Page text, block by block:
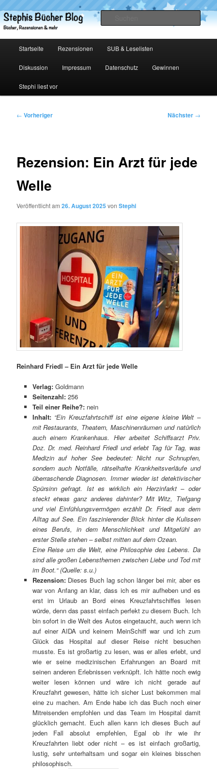
primären
Inhalt
Stephis Bücher Blog
Startseite Rezensionen SUB & Leselisten
Diskussion Impressum Datenschutz Gewinnen
Stephi liest vor
Beitragsnavigation
← Vorheriger Nächster →
Rezension: Ein Arzt für jede
Welle
Veröffentlicht am26. August 2025 vonStephi
Reinhard Friedl – Ein Arzt für jede Welle
Verlag:Goldmann
Seitenzahl: 256
Teil einer Reihe?: nein
Inhalt: “Ein Kreuzfahrtschiff ist eine eigene kleine Welt –
mit Restaurants, Theatern, Maschinenräumen und natürlich
auch einem Krankenhaus. Hier arbeitet Schiffsarzt Priv.
Doz. Dr. med. Reinhard Friedl und erlebt Tag für Tag, was
Medizin auf hoher See bedeutet: Nicht nur Schnupfen,
sondern auch Notfälle, rätselhafte Krankheitsverläufe und
überraschende Diagnosen. Immer wieder ist detektivischer
Spürsinn gefragt. Ist es wirklich ein Herzinfarkt – oder
steckt etwas ganz anderes dahinter? Mit Witz, Tiefgang
und viel Einfühlungsvermögen erzählt Dr. Friedl aus dem
Alltag auf See. Ein faszinierender Blick hinter die Kulissen
eines Berufs, in dem Menschlichkeit und Mitgefühl an
erster Stelle stehen – selbst mitten auf dem Ozean.
Eine Reise um die Welt, eine Philosophie des Lebens. Da
sind alle großen Lebensthemen zwischen Liebe und Tod mit
im Boot.“ (Quelle: s.u.)
Rezension: Dieses Buch lag schon länger bei mir, aber es
war von Anfang an klar, dass ich es mir aufheben und es
erst im Urlaub an Bord eines Kreuzfahrtschiffes lesen
würde, denn das passt einfach perfekt zu diesem Buch. Ich
bin sofort in die Welt des Autos eingetaucht, auch wenn ich
auf einer AIDA und keinem MeinSchiff war und ich zum
Glück das Hospital auf dieser Reise nicht besuchen
musste. Es ist großartig zu lesen, was er alles erlebt, und
wie er seine medizinischen Erfahrungen an Board mit
seinen anderen Erlebnissen verknüpft. Ich hätte noch ewig
weiter lesen können und wäre ich nicht gerade auf
Kreuzfahrt gewesen, hätte ich sicher Lust bekommen mal
eine zu machen. Am Ende habe ich das Buch noch einer
Mitreisenden empfohlen und das Team im Hospital damit
glücklich gemacht. Euch allen kann ich dieses Buch auf
jeden Fall absolut empfehlen, Egal ob ihr wie ihr
Kreuzfahrten liebt oder nicht – es ist einfach großartig,
lustig, sehr unterhaltsam und sogar ein kleines bisschen
philosophisch.